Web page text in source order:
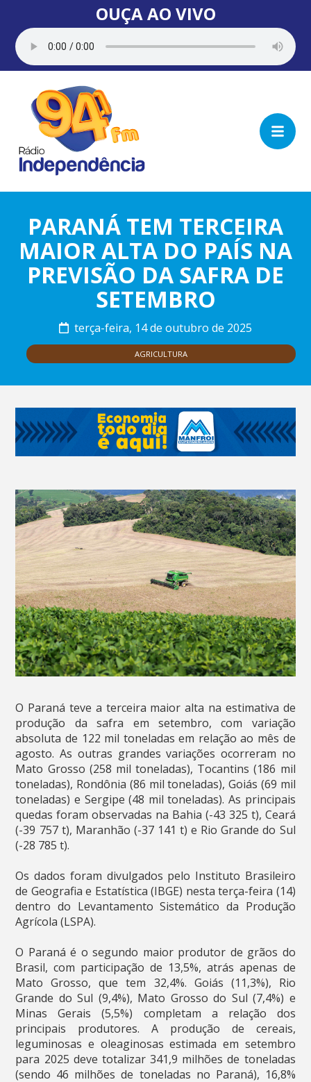
OUÇA AO VIVO
PARANÁ TEM TERCEIRA
MAIOR ALTA DO PAÍS NA
PREVISÃO DA SAFRA DE
SETEMBRO
terça-feira, 14 de outubro de 2025
AGRICULTURA
O Paraná teve a terceira maior alta na estimativa de
produção da safra em setembro, com variação
absoluta de 122 mil toneladas em relação ao mês de
agosto. As outras grandes variações ocorreram no
Mato Grosso (258 mil toneladas), Tocantins (186 mil
toneladas), Rondônia (86 mil toneladas), Goiás (69 mil
toneladas) e Sergipe (48 mil toneladas). As principais
quedas foram observadas na Bahia (-43 325 t), Ceará
(-39 757 t), Maranhão (-37 141 t) e Rio Grande do Sul
(-28 785 t).
Os dados foram divulgados pelo Instituto Brasileiro
de Geografia e Estatística (IBGE) nesta terça-feira (14)
dentro do Levantamento Sistemático da Produção
Agrícola (LSPA).
O Paraná é o segundo maior produtor de grãos do
Brasil, com participação de 13,5%, atrás apenas de
Mato Grosso, que tem 32,4%. Goiás (11,3%), Rio
Grande do Sul (9,4%), Mato Grosso do Sul (7,4%) e
Minas Gerais (5,5%) completam a relação dos
principais produtores. A produção de cereais,
leguminosas e oleaginosas estimada em setembro
para 2025 deve totalizar 341,9 milhões de toneladas
(sendo 46 milhões de toneladas no Paraná), 16,8%